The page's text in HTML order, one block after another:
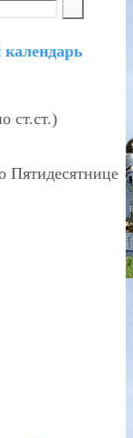
ст.ст.)
Пятидесятнице